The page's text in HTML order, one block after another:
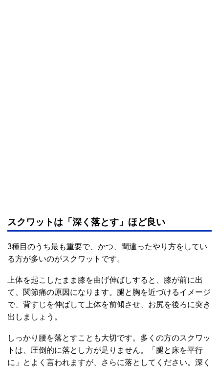
スクワットは「深く落とす」ほど良い
3種目のうち最も重要で、かつ、間違ったやり方をしてい
る方が多いのがスクワットです。
上体を起こしたまま膝を曲げ伸ばしすると、膝が前に出
て、関節痛の原因になります。腿と胸を近づけるイメージ
で、背すじを伸ばして上体を前傾させ、お尻を後ろに突き
出しましょう。
しっかり腰を落とすことも大切です。多くの方のスクワッ
トは、圧倒的に落とし方が足りません。「腿と床を平行
に」とよく言われますが、さらに落としてください。深く